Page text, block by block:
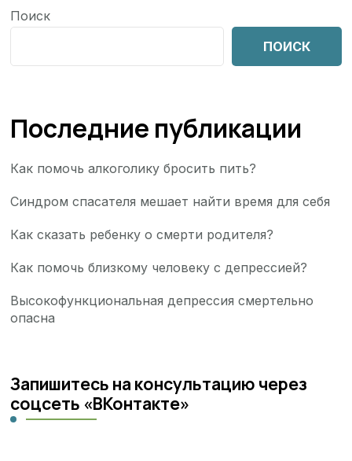
Поиск
ПОИСК
Последние публикации
Как помочь алкоголику бросить пить?
Синдром спасателя мешает найти время для себя
Как сказать ребенку о смерти родителя?
Как помочь близкому человеку с депрессией?
Высокофункциональная депрессия смертельно
опасна
Запишитесь на консультацию через
соцсеть «ВКонтакте»